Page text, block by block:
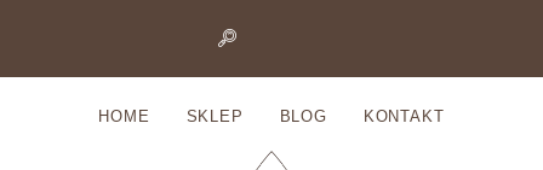
HOME SKLEP BLOG KONTAKT